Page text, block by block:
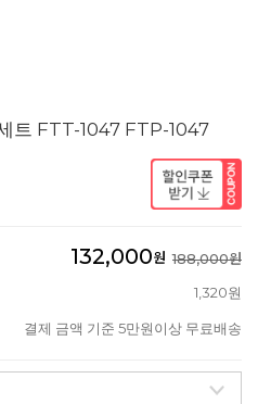
트 FTT-1047 FTP-1047
132,000원 188,000원
1,320원
결제 금액 기준 5만원이상 무료배송